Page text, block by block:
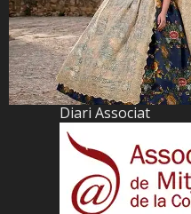
Diari Associat